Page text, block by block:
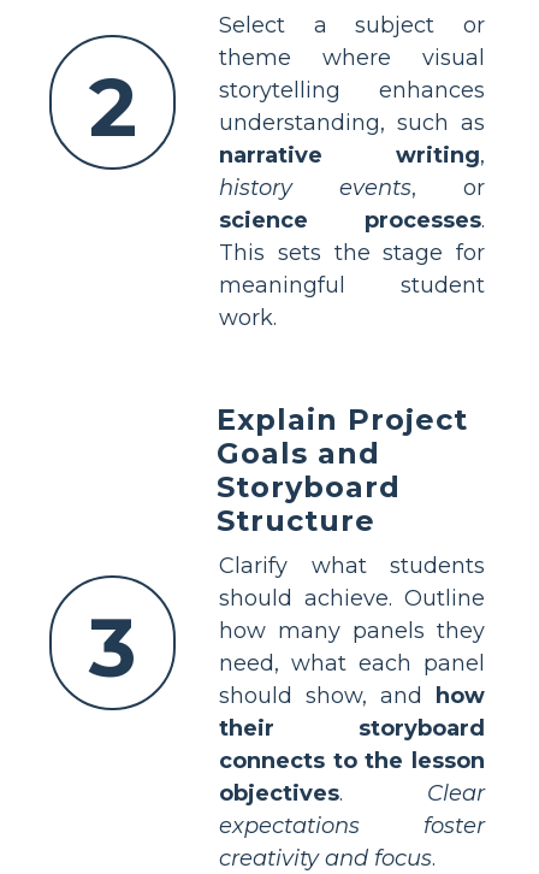
2
Select a subject or
theme where visual
storytelling enhances
understanding, such as
narrative writing,
history events, or
science processes.
This sets the stage for
meaningful student
work.
3
Explain Project
Goals and
Storyboard
Structure
Clarify what students
should achieve. Outline
how many panels they
need, what each panel
should show, and
how
their storyboard
connects to the lesson
objectives. Clear
expectations foster
creativity and focus.